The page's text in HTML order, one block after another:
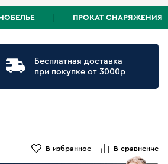
ПРОКАТ СНАРЯЖЕНИЯ
Бесплатная доставка
при покупке от 3000р
В избранное В сравнение